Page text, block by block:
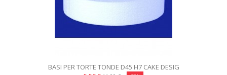
BASI PER TORTE TONDE D45 H7 CAKE DESIG